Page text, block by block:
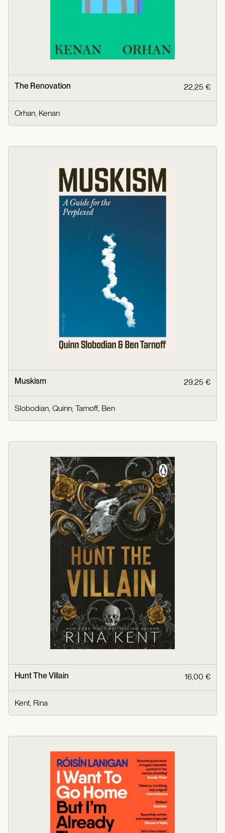
The Renovation 22,25 €
Orhan, Kenan
Muskism 29,25 €
Slobodian, Quinn; Tarnoff, Ben
Hunt The Villain 16,00 €
Kent, Rina